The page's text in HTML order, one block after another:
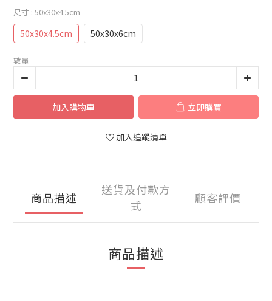
尺寸 : 50x30x4.5cm
50x30x4.5cm 50x30x6cm
數量
加入購物車 立即購買
加入追蹤清單
商品描述
送貨及付款方
式
顧客評價
商品描述